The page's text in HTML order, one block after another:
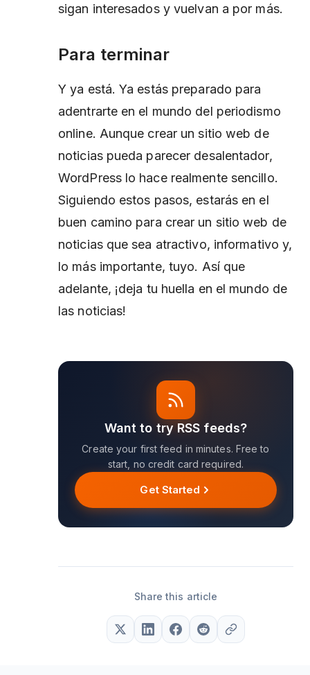
sigan interesados y vuelvan a por más.
Para terminar
Y ya está. Ya estás preparado para
adentrarte en el mundo del periodismo
online. Aunque crear un sitio web de
noticias pueda parecer desalentador,
WordPress lo hace realmente sencillo.
Siguiendo estos pasos, estarás en el
buen camino para crear un sitio web de
noticias que sea atractivo, informativo y,
lo más importante, tuyo. Así que
adelante, ¡deja tu huella en el mundo de
las noticias!
Want to try RSS feeds?
Create your first feed in minutes. Free to
start, no credit card required.
Get Started
Share this article